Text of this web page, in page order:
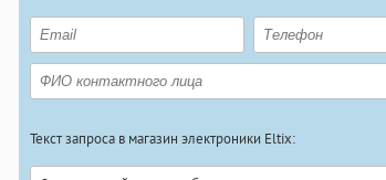
Текст запроса в магазин электроники Eltix: